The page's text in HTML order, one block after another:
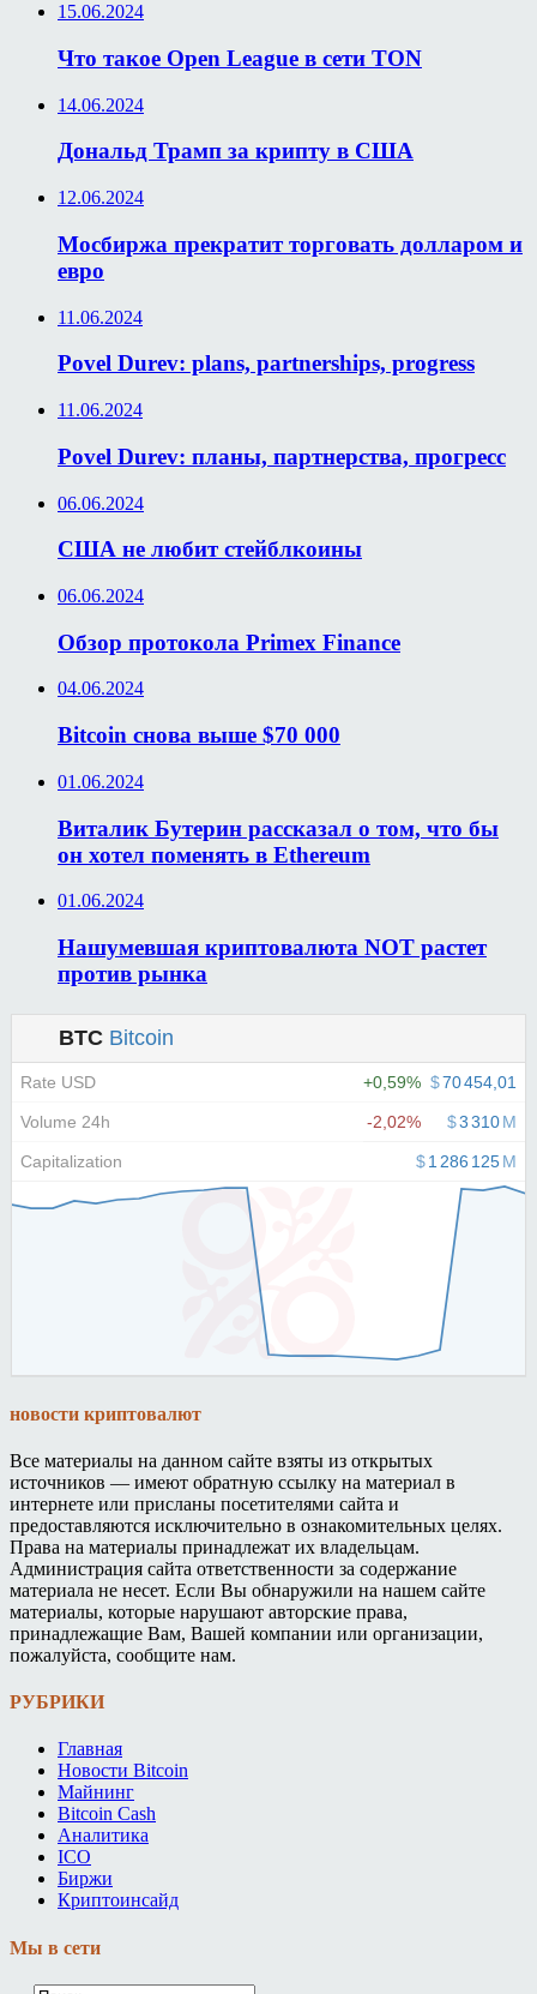
15.06.2024
Что такое Open League в сети TON
14.06.2024
Дональд Трамп за крипту в США
12.06.2024
Мосбиржа прекратит торговать долларом и
евро
11.06.2024
Povel Durev: plans, partnerships, progress
11.06.2024
Povel Durev: планы, партнерства, прогресс
06.06.2024
США не любит стейблкоины
06.06.2024
Обзор протокола Primex Finance
04.06.2024
Bitcoin снова выше $70 000
01.06.2024
Виталик Бутерин рассказал о том, что бы
он хотел поменять в Ethereum
01.06.2024
Нашумевшая криптовалюта NOT растет
против рынка
новости криптовалют
Все материалы на данном сайте взяты из открытых
источников — имеют обратную ссылку на материал в
интернете или присланы посетителями сайта и
предоставляются исключительно в ознакомительных целях.
Права на материалы принадлежат их владельцам.
Администрация сайта ответственности за содержание
материала не несет. Если Вы обнаружили на нашем сайте
материалы, которые нарушают авторские права,
принадлежащие Вам, Вашей компании или организации,
пожалуйста, сообщите нам.
РУБРИКИ
Главная
Новости Bitcoin
Майнинг
Bitcoin Cash
Аналитика
ICO
Биржи
Криптоинсайд
Мы в сети